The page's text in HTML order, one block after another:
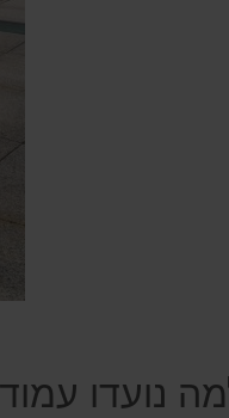
נועדו עמודי